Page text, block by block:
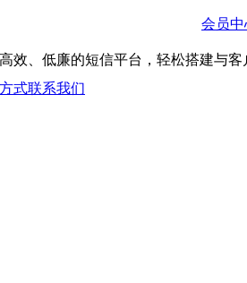
会员中
效、低廉的短信平台，轻松搭建与客
式联系我们